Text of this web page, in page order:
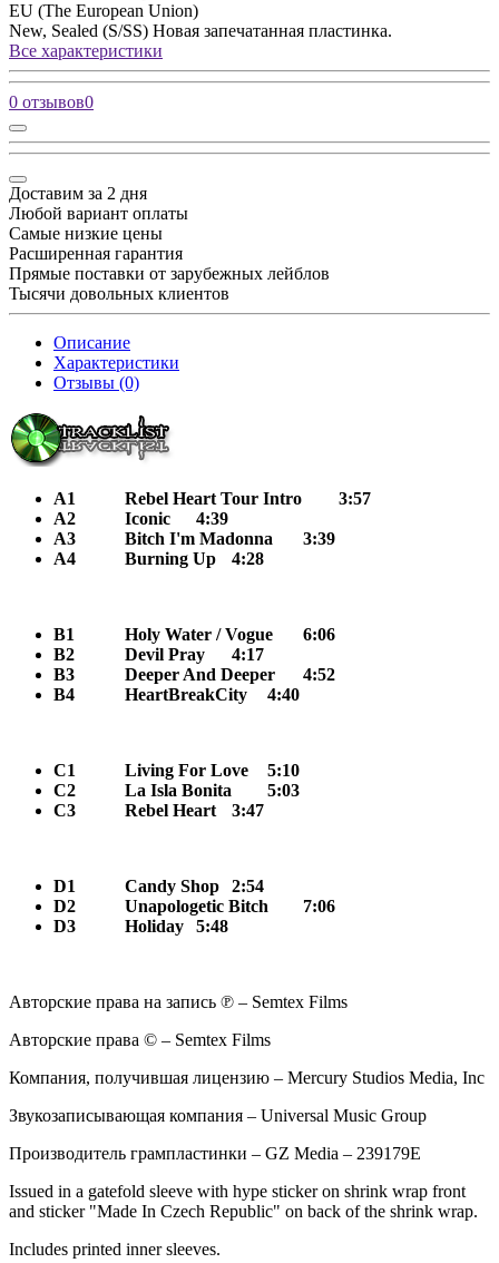
EU (The European Union)
New, Sealed (S/SS) Новая запечатанная пластинка.
Все характеристики
0 отзывов0
Доставим за 2 дня
Любой вариант оплаты
Самые низкие цены
Расширенная гарантия
Прямые поставки от зарубежных лейблов
Тысячи довольных клиентов
Описание
Характеристики
Отзывы (0)
A1 Rebel Heart Tour Intro
3:57
A2
Iconic
4:39
A3
Bitch I'm Madonna
3:39
A4
Burning Up 4:28
B1 Holy Water / Vogue
6:06
B2
Devil Pray
4:17
B3
Deeper And Deeper
4:52
B4
HeartBreakCity 4:40
C1 Living For Love
5:10
C2
La Isla Bonita
5:03
C3
Rebel Heart 3:47
D1 Candy Shop
2:54
D2
Unapologetic Bitch
7:06
D3
Holiday 5:48
Авторские права на запись ℗ – Semtex Films
Авторские права © – Semtex Films
Компания, получившая лицензию – Mercury Studios Media, Inc
Звукозаписывающая компания – Universal Music Group
Производитель грампластинки – GZ Media – 239179E
Issued in a gatefold sleeve with hype sticker on shrink wrap front
and sticker "Made In Czech Republic" on back of the shrink wrap.
Includes printed inner sleeves.